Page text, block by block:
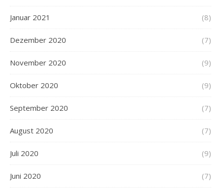
Januar 2021 (8)
Dezember 2020 (7)
November 2020 (9)
Oktober 2020 (9)
September 2020 (7)
August 2020 (7)
Juli 2020 (9)
Juni 2020 (7)